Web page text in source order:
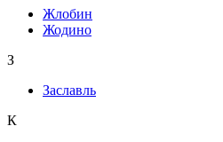
Жлобин
Жодино
З
Заславль
К